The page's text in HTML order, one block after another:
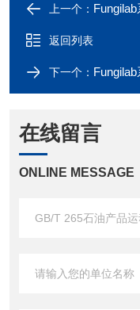
上一个： Fungilab系
返回列表
下一个： Fungilab系
在线留言
ONLINE MESSAGE